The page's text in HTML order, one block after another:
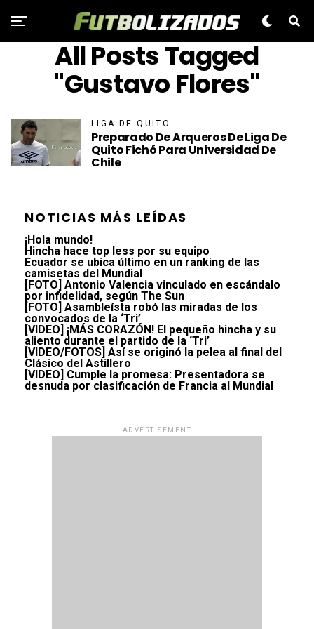
All Posts Tagged
"Gustavo Flores"
LIGA DE QUITO
Preparado De Arqueros De Liga De
Quito Fichó Para Universidad De
Chile
NOTICIAS MÁS LEÍDAS
¡Hola mundo!
Hincha hace top less por su equipo
Ecuador se ubica último en un ranking de las
camisetas del Mundial
[FOTO] Antonio Valencia vinculado en escándalo
por infidelidad, según The Sun
[FOTO] Asambleísta robó las miradas de los
convocados de la ‘Tri’
[VIDEO] ¡MÁS CORAZÓN! El pequeño hincha y su
aliento durante el partido de la ‘Tri’
[VIDEO/FOTOS] Así se originó la pelea al final del
Clásico del Astillero
[VIDEO] Cumple la promesa: Presentadora se
desnuda por clasificación de Francia al Mundial
ADVERTISEMENT